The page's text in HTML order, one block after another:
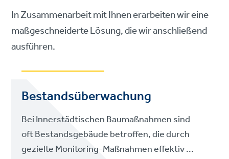
In Zusammenarbeit mit Ihnen erarbeiten wir eine
maßgeschneiderte Lösung, die wir anschließend
ausführen.
Bestandsüberwachung
Bei Innerstädtischen Baumaßnahmen sind
oft Bestandsgebäude betroffen, die durch
gezielte Monitoring-Maßnahmen effektiv ...